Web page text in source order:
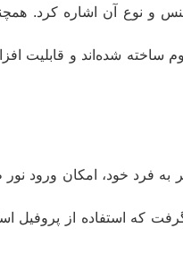
و نوع آن اشاره کرد.
شده‌اند و قابلیت
فرد خود، امکان ورود نور
که استفاده از پروفیل